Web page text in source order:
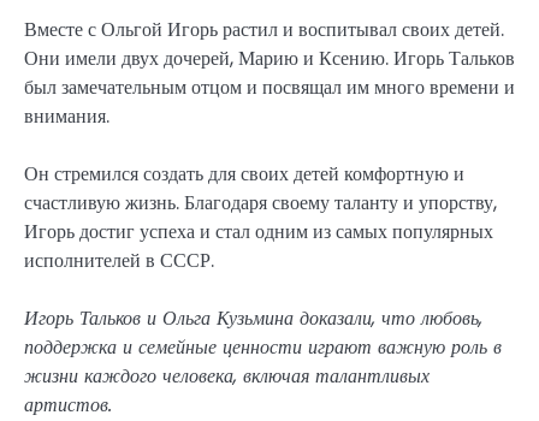
Вместе с Ольгой Игорь растил и воспитывал своих детей.
Они имели двух дочерей, Марию и Ксению. Игорь Тальков
был замечательным отцом и посвящал им много времени и
внимания.
Он стремился создать для своих детей комфортную и
счастливую жизнь. Благодаря своему таланту и упорству,
Игорь достиг успеха и стал одним из самых популярных
исполнителей в СССР.
Игорь Тальков и Ольга Кузьмина доказали, что любовь,
поддержка и семейные ценности играют важную роль в
жизни каждого человека, включая талантливых
артистов.